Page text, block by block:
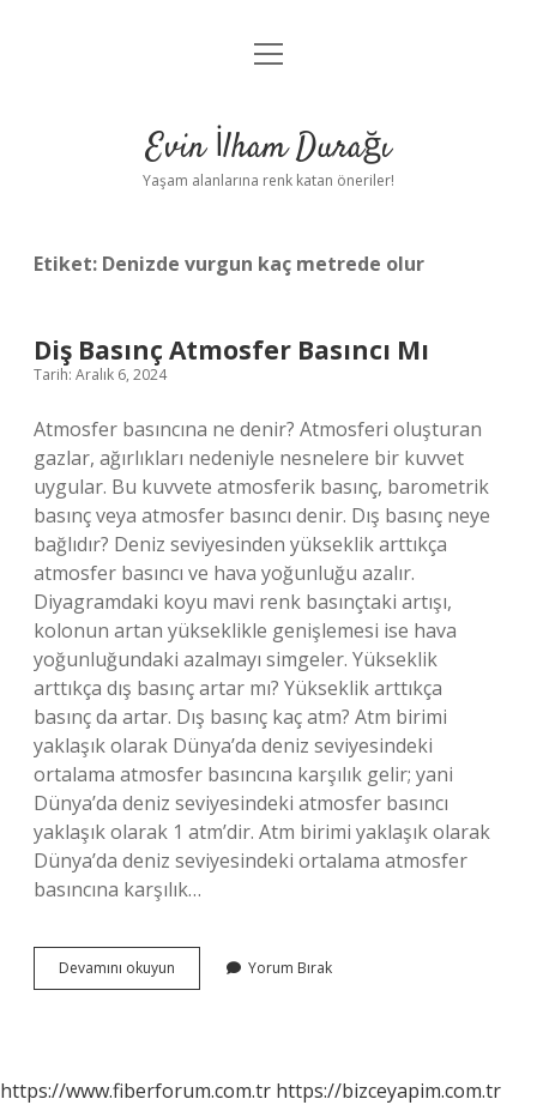
Anasayfa
Yasal Uyarı
menüyü
Evin İlham Durağı
Yaşam alanlarına renk katan öneriler!
Etiket: Denizde vurgun kaç metrede olur
Diş Basınç Atmosfer Basıncı Mı
Tarih: Aralık 6, 2024
Atmosfer basıncına ne denir? Atmosferi oluşturan
gazlar, ağırlıkları nedeniyle nesnelere bir kuvvet
uygular. Bu kuvvete atmosferik basınç, barometrik
basınç veya atmosfer basıncı denir. Dış basınç neye
bağlıdır? Deniz seviyesinden yükseklik arttıkça
atmosfer basıncı ve hava yoğunluğu azalır.
Diyagramdaki koyu mavi renk basınçtaki artışı,
kolonun artan yükseklikle genişlemesi ise hava
yoğunluğundaki azalmayı simgeler. Yükseklik
arttıkça dış basınç artar mı? Yükseklik arttıkça
basınç da artar. Dış basınç kaç atm? Atm birimi
yaklaşık olarak Dünya’da deniz seviyesindeki
ortalama atmosfer basıncına karşılık gelir; yani
Dünya’da deniz seviyesindeki atmosfer basıncı
yaklaşık olarak 1 atm’dir. Atm birimi yaklaşık olarak
Dünya’da deniz seviyesindeki ortalama atmosfer
basıncına karşılık…
Devamını okuyun
Basınç
Yorum Bırak
https://www.fiberforum.com.tr https://bizceyapim.com.tr